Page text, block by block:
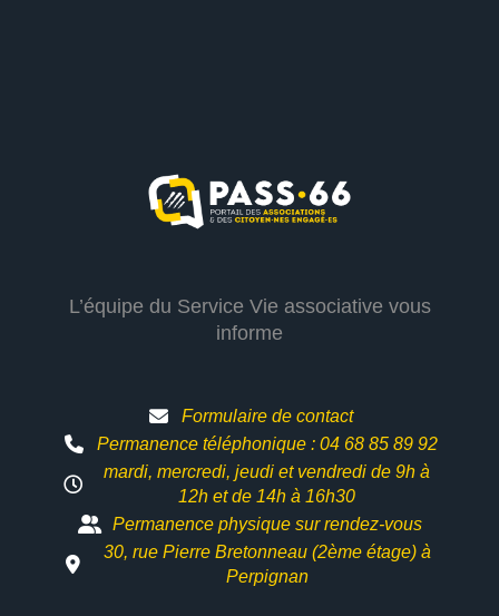
L’équipe du Service Vie associative vous
informe
Formulaire de contact
Permanence téléphonique : 04 68 85 89 92
mardi, mercredi, jeudi et vendredi de 9h à
12h etde 14h à 16h30
Permanence physique sur rendez-vous
30, rue Pierre Bretonneau (2ème étage) à
Perpignan